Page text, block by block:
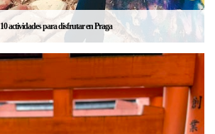
10 actividades para disfrutar en Praga